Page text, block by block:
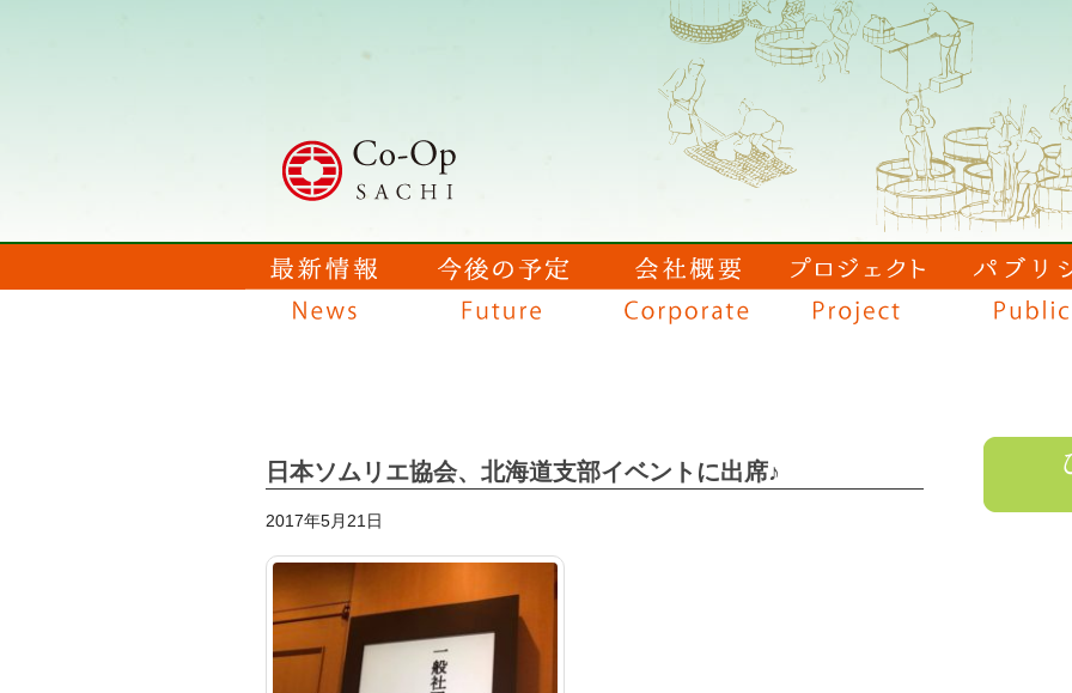
日本ソムリエ協会、北海道支部イベントに出席♪
2017年5月21日